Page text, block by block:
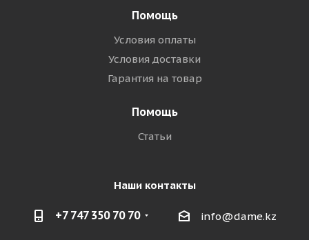
Помощь
Условия оплаты
Условия доставки
Гарантия на товар
Помощь
Статьи
Наши контакты
+7 747 350 70 70 info@dame.kz